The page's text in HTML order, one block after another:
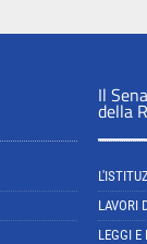
Il
della
LAVORI
LEGGI E